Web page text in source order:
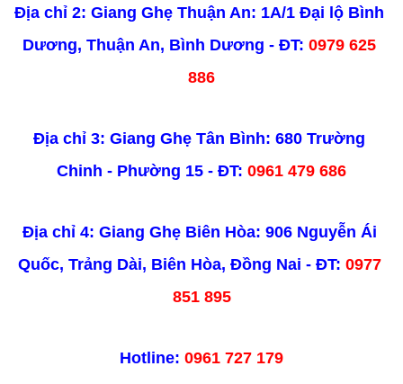
Địa chỉ 2: Giang Ghẹ Thuận An: 1A/1 Đại lộ Bình
Dương, Thuận An, Bình Dương - ĐT: 0979 625
886
Địa chỉ 3: Giang Ghẹ Tân Bình: 680 Trường
Chinh - Phường 15 - ĐT: 0961 479 686
Địa chỉ 4: Giang Ghẹ Biên Hòa: 906 Nguyễn Ái
Quốc, Trảng Dài, Biên Hòa, Đồng Nai - ĐT: 0977
851 895
Hotline: 0961 727 179